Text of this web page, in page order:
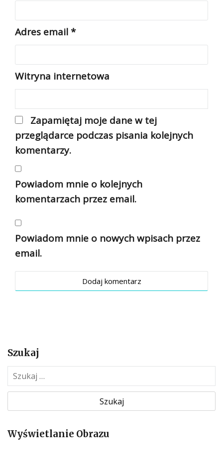
Adres email*
Witryna internetowa
Zapamiętaj moje dane w tej
przeglądarce podczas pisania kolejnych
komentarzy.
Powiadom mnie o kolejnych
komentarzach przez email.
Powiadom mnie o nowych wpisach przez
email.
Szukaj
z
k
jWyświetlanie Obrazu